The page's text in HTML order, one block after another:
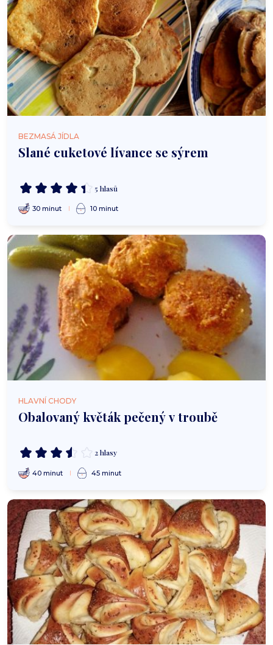
BEZMASÁ JÍDLA
Slané cuketové lívance se sýrem
5 hlasů
30 minut 10 minut
HLAVNÍ CHODY
Obalovaný květák pečený v troubě
2 hlasy
40 minut 45 minut